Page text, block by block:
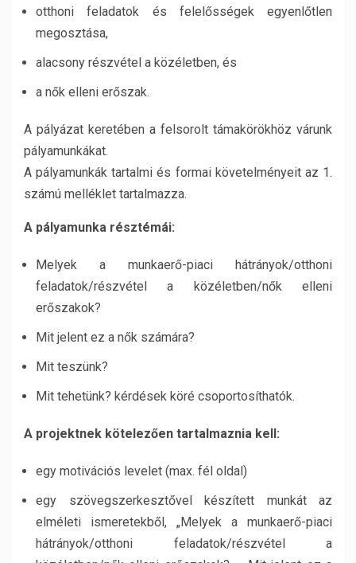
otthoni feladatok és felelősségek egyenlőtlen
megosztása,
alacsony részvétel a közéletben, és
a nők elleni erőszak.
A pályázat keretében a felsorolt támakörökhöz várunk
pályamunkákat.
A pályamunkák tartalmi és formai követelményeit az 1.
számú melléklet tartalmazza.
A pályamunka résztémái:
Melyek a munkaerő-piaci hátrányok/otthoni
feladatok/részvétel a közéletben/nők elleni
erőszakok?
Mit jelent ez a nők számára?
Mit teszünk?
Mit tehetünk? kérdések köré csoportosíthatók.
A projektnek kötelezően tartalmaznia kell:
egy motivációs levelet (max. fél oldal)
egy szövegszerkesztővel készített munkát az
elméleti ismeretekből, „Melyek a munkaerő-piaci
hátrányok/otthoni feladatok/részvétel a